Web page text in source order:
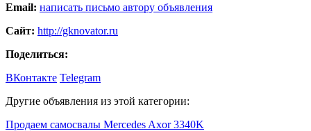
Email: написать письмо автору объявления
Сайт: http://gknovator.ru
Поделиться:
ВКонтакте Telegram
Другие объявления из этой категории:
Продаем самосвалы Mercedes Axor 3340K